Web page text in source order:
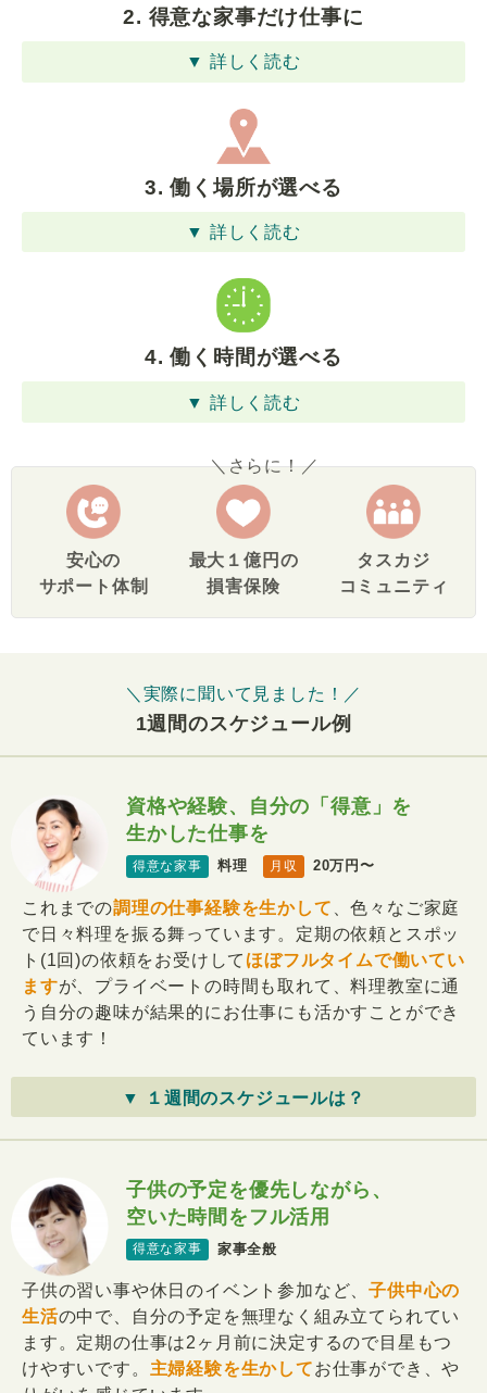
2. 得意な家事だけ仕事に
▼ 詳しく読む
3. 働く場所が選べる
▼ 詳しく読む
4. 働く時間が選べる
▼ 詳しく読む
＼さらに！／
安心の
サポート体制
最大１億円の
損害保険
タスカジ
コミュニティ
＼実際に聞いて見ました！／
1週間のスケジュール例
資格や経験、自分の「得意」を
生かした仕事を
得意な家事 料理 月収 20万円〜
これまでの調理の仕事経験を生かして 、色々なご家庭
で日々料理を振る舞っています。定期の依頼とスポッ
ト(1回)の依頼をお受けして ほぼフルタイムで働いてい
ますが、プライベートの時間も取れて、料理教室に通
う自分の趣味が結果的にお仕事にも活かすことができ
ています！
▼ １週間のスケジュールは？
子供の予定を優先しながら、
空いた時間をフル活用
得意な家事 家事全般
子供の習い事や休日のイベント参加など、子供中心の
生活の中で、自分の予定を無理なく組み立てられてい
ます。定期の仕事は2ヶ月前に決定するので目星もつ
けやすいです。 主婦経験を生かしてお仕事ができ、や